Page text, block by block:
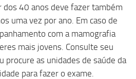
40 anos deve fazer também
uma vez por ano. Em caso de
com a mamografia
mais jovens. Consulte seu
procure as unidades de saúde da
para fazer o exame.